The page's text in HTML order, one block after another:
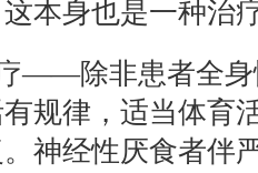
本身也是一种治
除非患者全身
规律，适当体育
神经性厌食者伴